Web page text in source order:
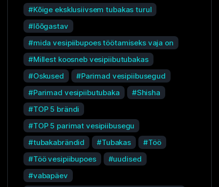
Kõige eksklusiivsem tubakas turul
lõõgastav
mida vesipiibupoes töötamiseks vaja on
Millest koosneb vesipiibutubakas
Oskused
Parimad vesipiibusegud
Parimad vesipiibutubaka
Shisha
TOP 5 brändi
TOP 5 parimat vesipiibusegu
tubakabrändid
Tubakas
Töö
Töö vesipiibupoes
uudised
vabapäev